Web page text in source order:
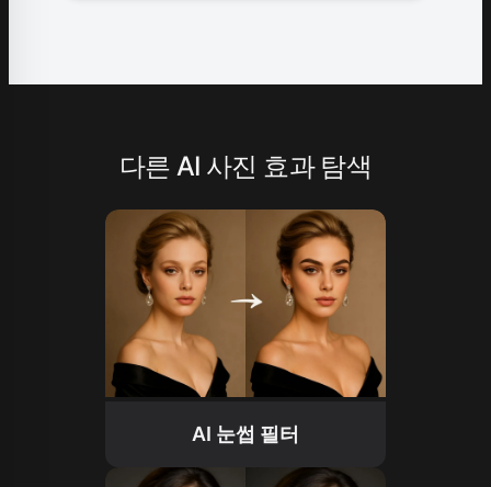
다른 AI 사진 효과 탐색
AI 눈썹 필터